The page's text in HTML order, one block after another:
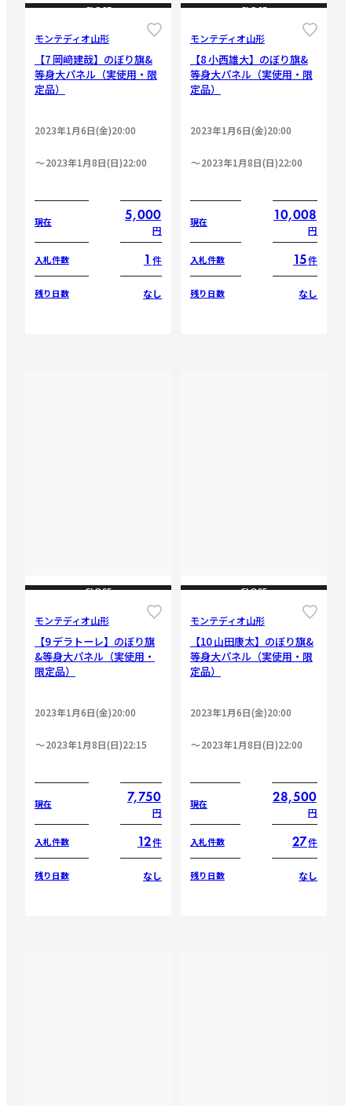
CLOSE
モンテディオ山形
【7 岡﨑建哉】のぼり旗&
等身大パネル（実使用・限
定品）
2023年1月6日(金)20:00
2023年1月8日(日)22:00
現在 5,000
円
入札件数 1 件
残り日数 なし
CLOSE
モンテディオ山形
【8 小西雄大】のぼり旗&
等身大パネル（実使用・限
定品）
2023年1月6日(金)20:00
2023年1月8日(日)22:00
現在 10,008
円
入札件数 15件
残り日数 なし
CLOSE
モンテディオ山形
【9 デラトーレ】のぼり旗
&等身大パネル（実使用・
限定品）
2023年1月6日(金)20:00
2023年1月8日(日)22:15
現在 7,750
円
入札件数 12件
残り日数 なし
CLOSE
モンテディオ山形
【10 山田康太】のぼり旗&
等身大パネル（実使用・限
定品）
2023年1月6日(金)20:00
2023年1月8日(日)22:00
現在 28,500
円
入札件数 27件
残り日数 なし